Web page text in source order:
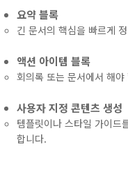
요약 블록
긴 문서의 핵심을 빠르게
액션 아이템 블록
회의록 또는 문서에서 해
사용자 지정 콘텐츠 생성
템플릿이나 스타일 가이드
합니다.